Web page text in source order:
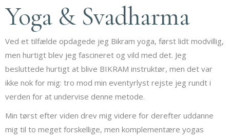
Yoga & Svadharma
Ved et tilfælde opdagede jeg Bikram yoga, først lidt modvillig,
men hurtigt blev jeg fascineret og vild med det. Jeg
besluttede hurtigt at blive BIKRAM instruktør, men det var
ikke nok for mig: tro mod min eventyrlyst rejste jeg rundt i
verden for at undervise denne metode.
Min tørst efter viden drev mig videre for derefter uddanne
mig til to meget forskellige, men komplementære yogas